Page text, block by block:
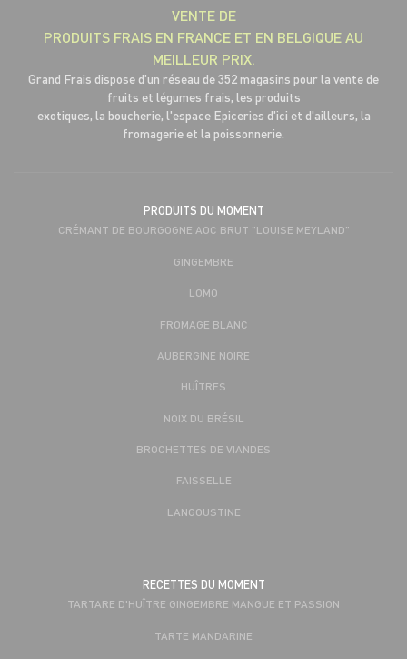
VENTE DE
PRODUITS FRAIS EN FRANCE ET EN BELGIQUE AU
MEILLEUR PRIX.
Grand Frais dispose d'un réseau de 352 magasins pour la vente de
fruits et légumes frais, les produits
exotiques, la boucherie, l'espace Epiceries d'ici et d'ailleurs, la
fromagerie et la poissonnerie.
PRODUITS DU MOMENT
CRÉMANT DE BOURGOGNE AOC BRUT "LOUISE MEYLAND"
GINGEMBRE
LOMO
FROMAGE BLANC
AUBERGINE NOIRE
HUÎTRES
NOIX DU BRÉSIL
BROCHETTES DE VIANDES
FAISSELLE
LANGOUSTINE
RECETTES DU MOMENT
TARTARE D'HUÎTRE GINGEMBRE MANGUE ET PASSION
TARTE MANDARINE